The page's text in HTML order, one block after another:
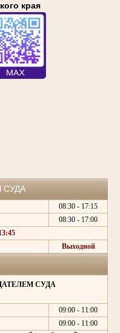
края
08:30 - 17:15
08:30 - 17:00
Выходной
СУДА
09:00 - 11:00
09:00 - 11:00